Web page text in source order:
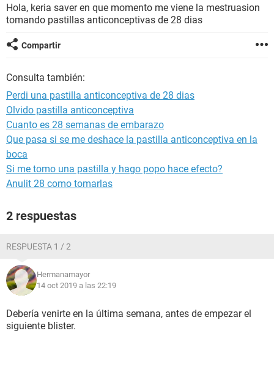
BIENESTAR
SEXUALIDAD
GLOSARIO
Hola, keria saver en que momento me viene la mestruasion
tomando pastillas anticonceptivas de 28 dias
Compartir
Consulta también:
Perdi una pastilla anticonceptiva de 28 dias
Olvido pastilla anticonceptiva
Cuanto es 28 semanas de embarazo
Que pasa si se me deshace la pastilla anticonceptiva en la
boca
Si me tomo una pastilla y hago popo hace efecto?
Anulit 28 como tomarlas
2 respuestas
RESPUESTA 1 / 2
Hermanamayor
14 oct 2019 a las 22:19
Debería venirte en la última semana, antes de empezar el
siguiente blister.